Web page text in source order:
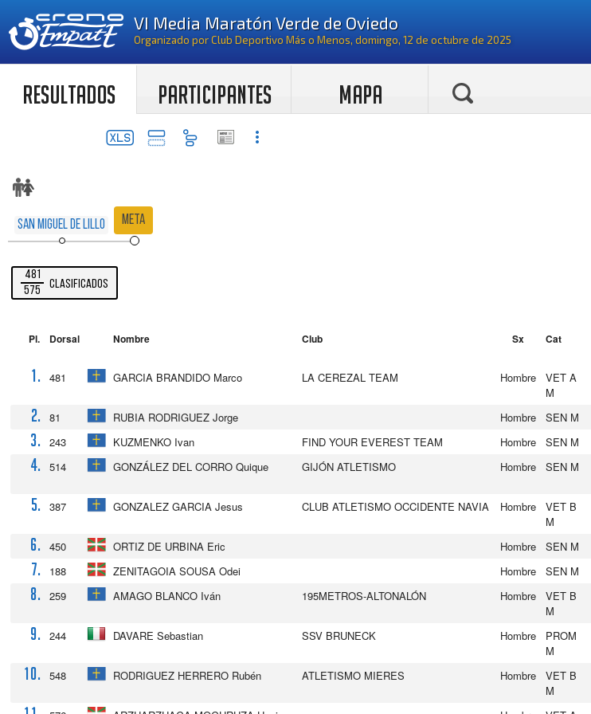
RESULTADOS PARTICIPANTES MAPA
San Miguel de Lillo Meta
481
575
Clasificados
Pl. Dorsal Nombre Club Sx Cat
1. 481 GARCIA BRANDIDO Marco LA CEREZAL TEAM Hombre
VET A
M
2. 81 RUBIA RODRIGUEZ Jorge Hombre SEN M
3. 243 KUZMENKO Ivan FIND YOUR EVEREST TEAM Hombre SEN M
4. 514 GONZÁLEZ DEL CORRO Quique GIJÓN ATLETISMO Hombre SEN M
5. 387 GONZALEZ GARCIA Jesus CLUB ATLETISMO OCCIDENTE NAVIA Hombre
VET B
M
6. 450 ORTIZ DE URBINA Eric Hombre SEN M
7. 188 ZENITAGOIA SOUSA Odei Hombre SEN M
8. 259 AMAGO BLANCO Iván 195METROS-ALTONALÓN Hombre
VET B
M
9. 244 DAVARE Sebastian SSV BRUNECK Hombre
PROM
M
10. 548 RODRIGUEZ HERRERO Rubén ATLETISMO MIERES Hombre
VET B
M